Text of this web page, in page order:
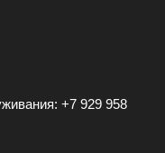
+7 929 958